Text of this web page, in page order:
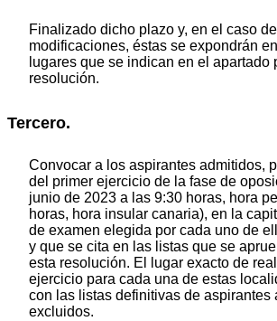
Finalizado dicho plazo y, en el caso
modificaciones, éstas se expondrán
lugares que se indican en el apartado
resolución.
Tercero.
Convocar a los aspirantes admitidos,
del primer ejercicio de la fase de
junio de 2023 a las 9:30 horas, hora
horas, hora insular canaria), en la
de examen elegida por cada uno de
y que se cita en las listas que se
esta resolución. El lugar exacto de
ejercicio para cada una de estas
con las listas definitivas de aspirantes
excluidos.